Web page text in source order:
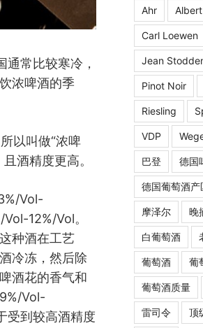
常比较寒冷，
浓啤酒的季
以叫做“浓啤
酒精度更高。
Vol-
12%/Vol。
种酒在工艺
冷冻，然后除
酒花的香气和
Vol-
受到较高酒精度
Ahr
Carl Loewen
Jean
Pinot Noir
Riesling
VDP
巴登 德国
德国葡萄酒产
摩泽尔 晚
白葡萄酒
葡萄酒 葡
葡萄酒质量
雷司令 顶